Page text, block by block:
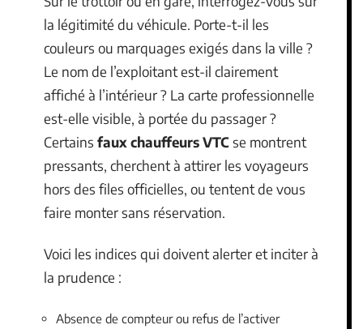
la légitimité du véhicule. Porte-t-il les
couleurs ou marquages exigés dans la ville ?
Le nom de l’exploitant est-il clairement
affiché à l’intérieur ? La carte professionnelle
est-elle visible, à portée du passager ?
Certains faux chauffeurs VTCse montrent
pressants, cherchent à attirer les voyageurs
hors des files officielles, ou tentent de vous
faire monter sans réservation.
Voici les indices qui doivent alerter et inciter à
la prudence :
Absence de compteur ou refus de l’activer